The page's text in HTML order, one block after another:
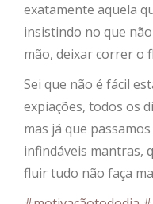
exatamente aquela
insistindo no que
mão, deixar correr o
Sei que não é fácil
expiações, todos os
mas já que
infindáveis mantras,
fluir tudo não faça